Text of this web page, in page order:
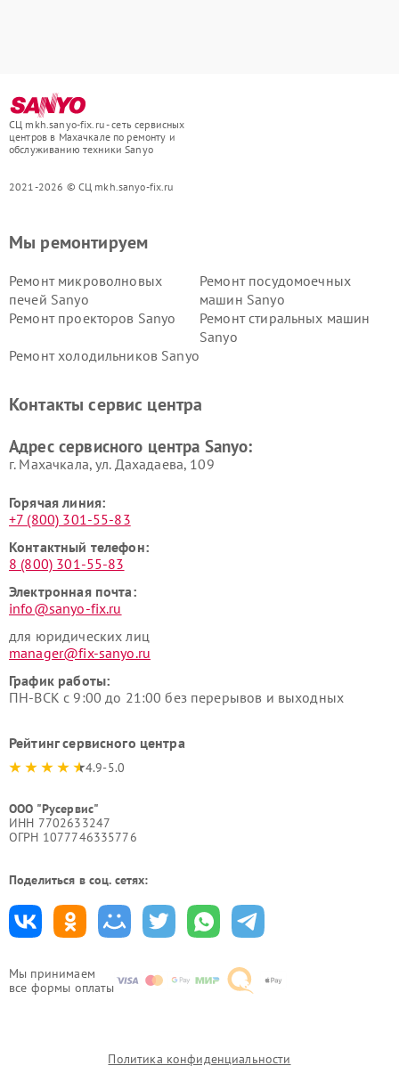
СЦ mkh.sanyo-fix.ru - сеть сервисных
центров в Махачкале по ремонту и
обслуживанию техники Sanyo
2021-2026 © СЦ mkh.sanyo-fix.ru
Мы принимаем
все формы оплаты
Мы ремонтируем
Ремонт микроволновых
печей Sanyo
Ремонт посудомоечных
машин Sanyo
Ремонт проекторов Sanyo
Ремонт стиральных машин
Sanyo
Ремонт холодильников Sanyo
Контакты сервис центра
Адрес сервисного центра Sanyo:
г. Махачкала, ул. Дахадаева, 109
Горячая линия:
+7 (800) 301-55-83
Контактный телефон:
8 (800) 301-55-83
Электронная почта:
info@sanyo-fix.ru
для юридических лиц
manager@fix-sanyo.ru
График работы:
ПН-ВСК с 9:00 до 21:00 без перерывов и выходных
Рейтинг сервисного центра
4.9-5.0
ООО "Русервис"
ИНН 7702633247
ОГРН 1077746335776
Поделиться в соц. сетях:
Политика конфиденциальности